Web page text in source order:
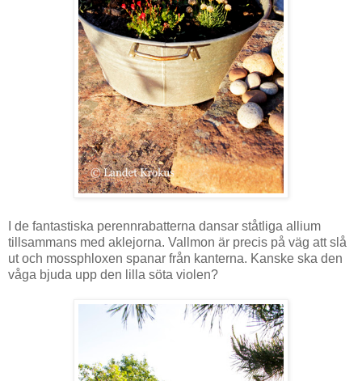
I de fantastiska perennrabatterna dansar ståtliga allium
tillsammans med aklejorna. Vallmon är precis på väg att slå
ut och mossphloxen spanar från kanterna. Kanske ska den
våga bjuda upp den lilla söta violen?